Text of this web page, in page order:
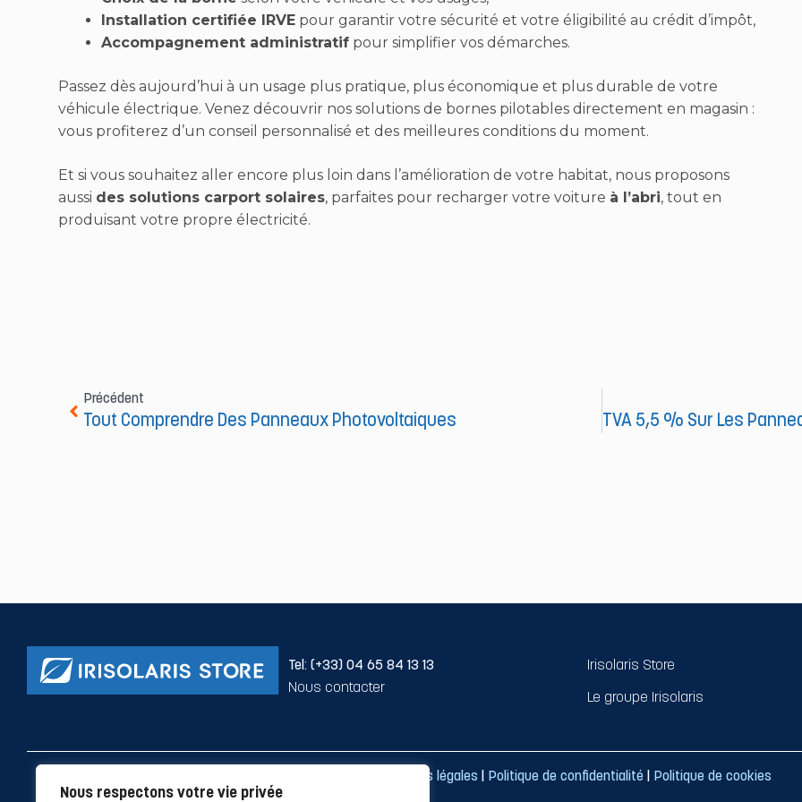
Nous respectons votre vie privée
Installation certifiée IRVEpour garantir votre sécurité et votre éligibilité au crédit d’impôt,
Accompagnement administratifpour simplifier vos démarches.
Passez dès aujourd’hui à un usage plus pratique, plus économique et plus durable de votre
véhicule électrique. Venez découvrir nos solutions de bornes pilotables directement en magasin :
vous profiterez d’un conseil personnalisé et des meilleures conditions du moment.
Et si vous souhaitez aller encore plus loin dans l’amélioration de votre habitat, nous proposons
aussi des solutions carport solaires, parfaites pour recharger votre voiture à l’abri, tout en
produisant votre propre électricité.
Précédent
Tout Comprendre Des Panneaux Photovoltaiques
Tel: (+33) 04 65 84 13 13
Nous contacter
Irisolaris Store
Le groupe Irisolaris
Mentions légales Politique de confidentialité Politique de cookies